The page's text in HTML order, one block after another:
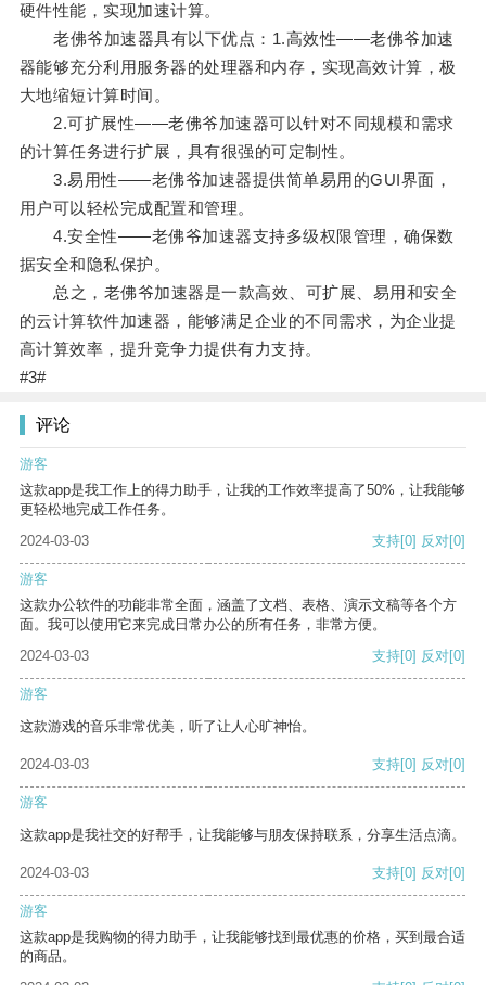
硬件性能，实现加速计算。
老佛爷加速器具有以下优点：1.高效性——老佛爷加速
器能够充分利用服务器的处理器和内存，实现高效计算，极
大地缩短计算时间。
2.可扩展性——老佛爷加速器可以针对不同规模和需求
的计算任务进行扩展，具有很强的可定制性。
3.易用性——老佛爷加速器提供简单易用的GUI界面，
用户可以轻松完成配置和管理。
4.安全性——老佛爷加速器支持多级权限管理，确保数
据安全和隐私保护。
总之，老佛爷加速器是一款高效、可扩展、易用和安全
的云计算软件加速器，能够满足企业的不同需求，为企业提
高计算效率，提升竞争力提供有力支持。
#3#
评论
游客
这款app是我工作上的得力助手，让我的工作效率提高了50%，让我能够
更轻松地完成工作任务。
2024-03-03
支持[0] 反对[0]
游客
这款办公软件的功能非常全面，涵盖了文档、表格、演示文稿等各个方
面。我可以使用它来完成日常办公的所有任务，非常方便。
2024-03-03
支持[0] 反对[0]
游客
这款游戏的音乐非常优美，听了让人心旷神怡。
2024-03-03 支持[0] 反对[0]
游客
这款app是我社交的好帮手，让我能够与朋友保持联系，分享生活点滴。
2024-03-03 支持[0] 反对[0]
游客
这款app是我购物的得力助手，让我能够找到最优惠的价格，买到最合适
的商品。